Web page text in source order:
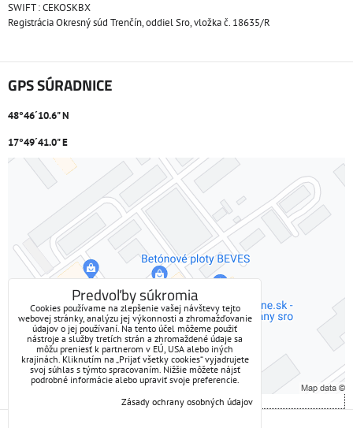
SWIFT : CEKOSKBX
Registrácia Okresný súd Trenčín, oddiel Sro, vložka č. 18635/R
GPS SÚRADNICE
48°46´10.6" N
17°49´41.0" E
Externý obsah je blokovaný Voľbami súkromia
Prajete si načítať externý obsah?
Povoliť tentokrát
Povoliť a zapamätať - súhlas s druhom cookie: Funkčné
Otvoriť obsah v novom okne
Predvoľby súkromia
Cookies používame na zlepšenie vašej návštevy tejto
webovej stránky, analýzu jej výkonnosti a zhromažďovanie
údajov o jej používaní. Na tento účel môžeme použiť
nástroje a služby tretích strán a zhromaždené údaje sa
môžu preniesť k partnerom v EÚ, USA alebo iných
krajinách. Kliknutím na „Prijať všetky cookies“ vyjadrujete
svoj súhlas s týmto spracovaním. Nižšie môžete nájsť
podrobné informácie alebo upraviť svoje preferencie.
Zásady ochrany osobných údajov